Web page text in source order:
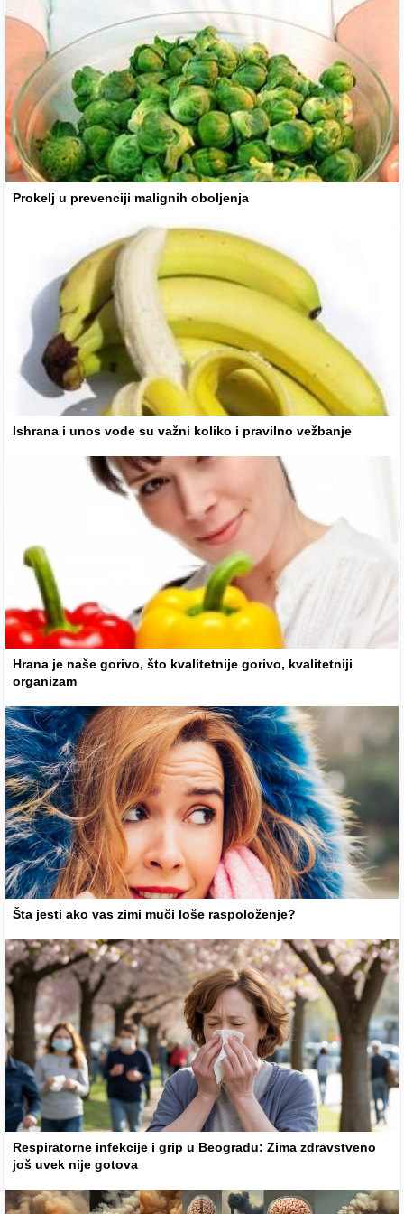
Prokelj u prevenciji malignih oboljenja
Ishrana i unos vode su važni koliko i pravilno vežbanje
Hrana je naše gorivo, što kvalitetnije gorivo, kvalitetniji
organizam
Šta jesti ako vas zimi muči loše raspoloženje?
Respiratorne infekcije i grip u Beogradu: Zima zdravstveno
još uvek nije gotova